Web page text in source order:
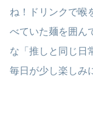
ね！ドリンクで喉
べていた麺を囲ん
な「推しと同じ日
毎日が少し楽しみ